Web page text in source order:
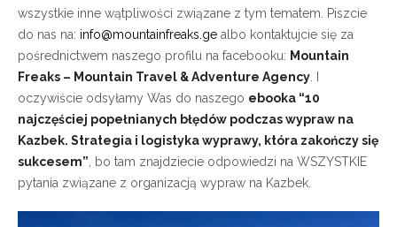
wszystkie inne wątpliwości związane z tym tematem. Piszcie
do nas na: info@mountainfreaks.ge albo kontaktujcie się za
pośrednictwem naszego profilu na facebooku: Mountain
Freaks – Mountain Travel & Adventure Agency
oczywiście odsyłamy Was do naszego ebooka “10
najczęściej popełnianych błędów podczas wypraw na
Kazbek. Strategia i logistyka wyprawy, która zakończy się
sukcesem” , bo tam znajdziecie odpowiedzi na WSZYSTKIE
pytania związane z organizacją wypraw na Kazbek.